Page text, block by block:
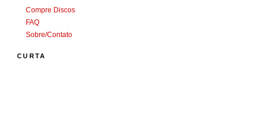
Compre Discos
FAQ
Sobre/Contato
CURTA